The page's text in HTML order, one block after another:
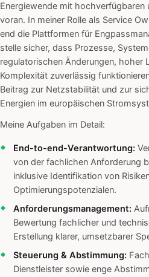
Energiewende mit hochverfügbaren
voran. In meiner Rolle als Service
end die Plattformen für
stelle sicher, dass Prozesse,
regulatorischen Änderungen, hoher
Komplexität zuverlässig
Beitrag zur Netzstabilität und zur
Energien im europäischen
Meine Aufgaben im Detail:
End-to-end-Verantwortung:
von der fachlichen Anforderung
inklusive Identifikation von
Optimierungspotenzialen.
Anforderungsmanagement:
Bewertung fachlicher und
Erstellung klarer, umsetzbarer
Steuerung & Abstimmung:
Dienstleister sowie enge